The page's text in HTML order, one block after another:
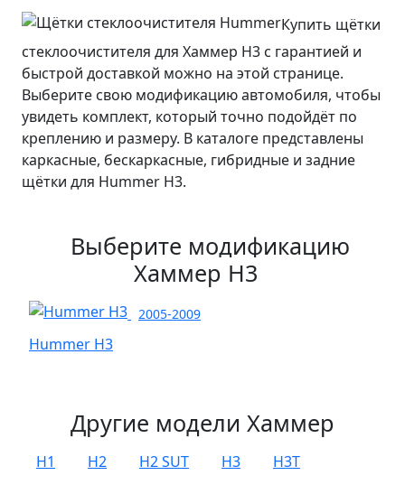
Купить щётки
стеклоочистителя для Хаммер Н3 с гарантией и
быстрой доставкой можно на этой странице.
Выберите свою модификацию автомобиля, чтобы
увидеть комплект, который точно подойдёт по
креплению и размеру. В каталоге представлены
каркасные, бескаркасные, гибридные и задние
щётки для Hummer H3.
Выберите модификацию
Хаммер Н3
2005-2009
Hummer H3
Другие модели Хаммер
H1 H2 H2 SUT H3 H3T